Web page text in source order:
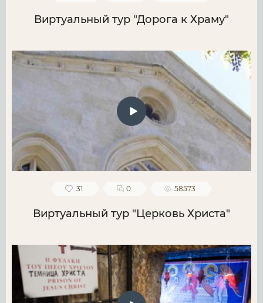
Виртуальный тур "Дорога к Храму"
31 0 58573
Виртуальный тур "Церковь Христа"